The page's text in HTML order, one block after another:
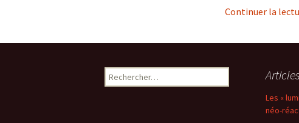
Continuer la
Rechercher :
Les «
néo-